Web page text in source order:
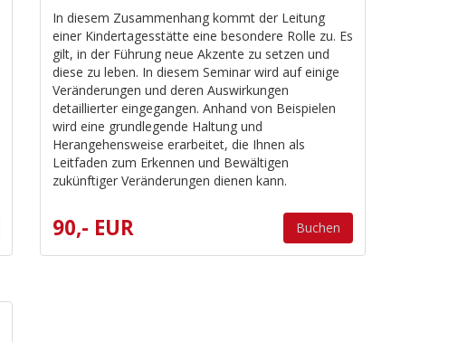
In diesem Zusammenhang kommt der Leitung
einer Kindertagesstätte eine besondere Rolle zu. Es
gilt, in der Führung neue Akzente zu setzen und
diese zu leben. In diesem Seminar wird auf einige
Veränderungen und deren Auswirkungen
detaillierter eingegangen. Anhand von Beispielen
wird eine grundlegende Haltung und
Herangehensweise erarbeitet, die Ihnen als
Leitfaden zum Erkennen und Bewältigen
zukünftiger Veränderungen dienen kann.
90,- EUR Buchen